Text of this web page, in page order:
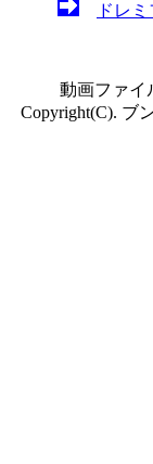
ドレ
動画ファイ
Copyright(C). ブ